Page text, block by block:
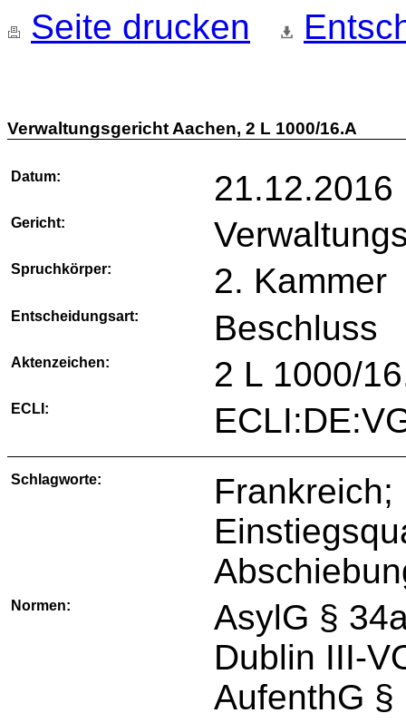
Seite drucken
Verwaltungsgericht Aachen, 2 L 1000/16.A
Datum: 21.12.2016
Gericht:
Spruchkörper: 2. Kammer
Entscheidungsart: Beschluss
Aktenzeichen: 2 L 1000/
ECLI:
Schlagworte:
Frankreich;
Normen:
AsylG §
Dublin III-
AufenthG §